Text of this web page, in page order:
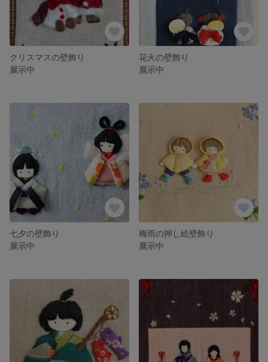
クリスマスの壁飾り
展示中
花火の壁飾り
展示中
七夕の壁飾り
展示中
梅雨の押し絵壁飾り
展示中